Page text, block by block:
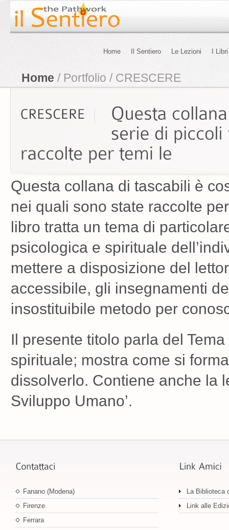
Home Il Sentiero Le Lezioni I Libri
Home / Portfolio / CRESCERE
Questa collana di tascabili è
nei quali sono state raccolte
libro tratta un tema di
psicologica e spirituale
mettere a disposizione del
accessibile, gli insegnamenti
insostituibile metodo per
Il presente titolo parla del
spirituale; mostra come si
dissolverlo. Contiene anche la
Sviluppo Umano’.
Fanano (Modena)
Firenze
Ferrara
La Biblioteca
Link alle